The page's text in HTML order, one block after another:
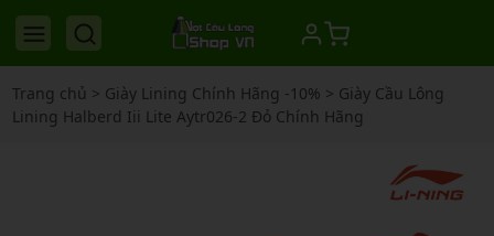
Trang chủ > Giày Lining Chính Hãng -10% > Giày Cầu Lông
Lining Halberd Iii Lite Aytr026-2 Đỏ Chính Hãng